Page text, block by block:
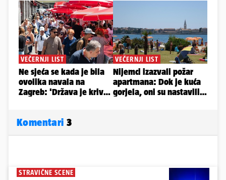
Komentari 3
STRAVIČNE SCENE